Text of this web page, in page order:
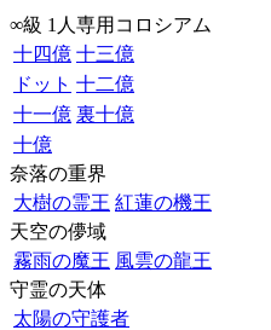
∞級 1人専用コロシアム
十四億 十三億
ドット 十二億
十一億 裏十億
十億
奈落の重界
大樹の霊王 紅蓮の機王
天空の儚域
霧雨の魔王 風雲の龍王
守霊の天体
太陽の守護者